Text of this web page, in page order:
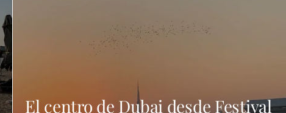
El centro de Dubai desde Festival